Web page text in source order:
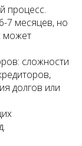
процесс.
7 месяцев, но
может
сложности
долгов или